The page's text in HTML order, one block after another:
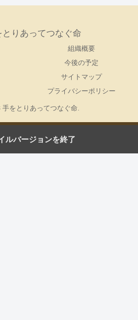
とりあってつなぐ命
組織概要
今後の予定
サイトマップ
プライバシーポリシー
をとりあってつなぐ命.
ルバージョンを終了